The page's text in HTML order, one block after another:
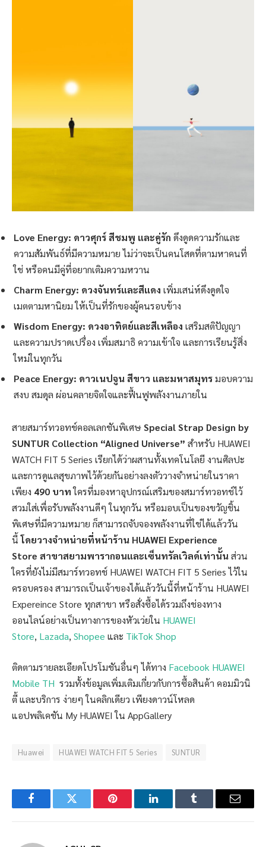
Love Energy: ดาวศุกร์ สีชมพู และคู่รัก ดึงดูดความรักและ
ความสัมพันธ์ที่มีความหมาย ไม่ว่าจะเป็นคนโสดที่ตามหาคนที่
ใช่ หรือคนมีคู่ที่อยากเติมความหวาน
Charm Energy: ดวงจันทร์และสีแดง เพิ่มเสน่ห์ดึงดูดใจ
เมตตามหานิยม ให้เป็นที่รักของผู้คนรอบข้าง
Wisdom Energy: ดวงอาทิตย์และสีเหลือง เสริมสติปัญญา
และความปราดเปรื่อง เพิ่มสมาธิ ความเข้าใจ และการเรียนรู้สิ่ง
ใหม่ในทุกวัน
Peace Energy: ดาวเนปจูน สีขาว และมหาสมุทรมอบความ
สงบ สมดุล ผ่อนคลายจิตใจและฟื้นฟูพลังงานภายใน
สายสมาร์ทวอทช์คอลเลกชันพิเศษSpecial Strap Design by
SUNTUR Collection “Aligned Universe” สำหรับ HUAWEI
WATCH FIT 5 Series เรียกได้ว่าผสานทั้งเทคโนโลยี งานศิลปะ
และการดูแลสุขภาพไว้ด้วยกันอย่างลงตัววางจำหน่ายในราคา
เพียง 490 บาทใครที่มองหาอุปกรณ์เสริมของสมาร์ทวอทช์ไว้
สวมใส่เพื่อรับพลังงานดีๆ ในทุกวัน หรือมอบเป็นของขวัญชิ้น
พิเศษที่มีความหมาย ก็สามารถจับจองพลังงานที่ใช่ได้แล้ววัน
นี้โดยวางจำหน่ายที่หน้าร้าน HUAWEI Experience
Store สาขาสยามพารากอนและเซ็นทรัลเวิลด์เท่านั้นส่วน
ใครที่ยังไม่มีสมาร์ทวอทช์ HUAWEI WATCH FIT 5 Series ไว้ใน
ครอบครอง สามารถเป็นเจ้าของได้แล้ววันนี้ที่หน้าร้าน HUAWEI
Expereince Store ทุกสาขา หรือสั่งซื้อได้รวมถึงช่องทาง
ออนไลน์อย่างเป็นทางการของหัวเว่ยใน HUAWEI
Store, Lazada,Shopee และ TikTok Shop
ติดตามรายละเอียดโปรโมชันอื่นๆ ได้ทาง Facebook HUAWEI
Mobile TH รวมทั้งข้อมูลเพิ่มเติมเกี่ยวกับการซื้อสินค้า คอมมิวนิ
ตี้ และบริการ ง่ายๆ ในคลิกเดียว เพียงดาวน์โหลด
แอปพลิเคชัน My HUAWEI ใน AppGallery
Huawei HUAWEI WATCH FIT 5 Series SUNTUR
FacebookTwitter Pinterest LinkedInTumblr Email